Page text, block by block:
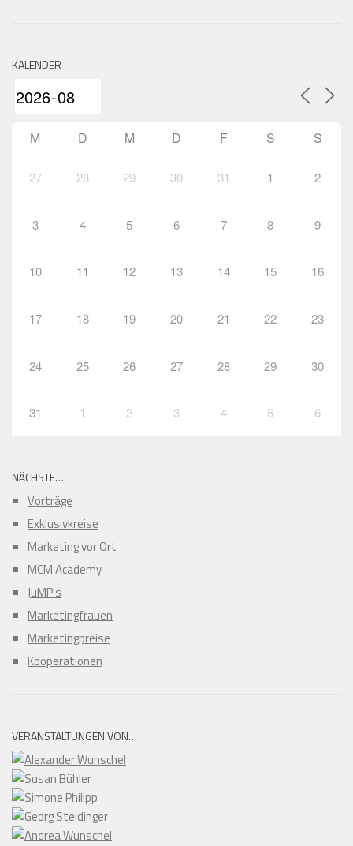
KALENDER
M D M D F S S
27 28 29 30 31 1 2
3 4 5 6 7 8 9
10 11 12 13 14 15 16
17 18 19 20 21 22 23
24 25 26 27 28 29 30
31 1 2 3 4 5 6
NÄCHSTE…
Vorträge
Exklusivkreise
Marketing vor Ort
MCM Academy
JuMP's
Marketingfrauen
Marketingpreise
Kooperationen
VERANSTALTUNGEN VON…